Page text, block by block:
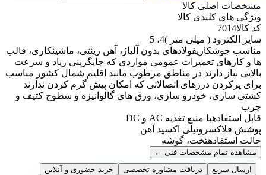
مشخصات اصلی کالا
ویژگی های کلیدی کالا
کد کالا7014
سایز الکترود ( میلی متر )4، 5
مناسب جوشکاریفولادهای بدون آلیاژ، آهن زينتی، ماشينکاری، قالب
ها و کارهای تعميرات عمومی مواردی که جایگزینی زیاد و سرعت
بالایی نیاز دارند در مناطق مرطوب مانند اقلیم شمال کشور مناسب
برای پرکردن درزهای اتصالاتی که امکان پیش گرم کردن ندارند
کشتی سازی، خودرو سازی، ورق های گالوانیزه و سطوچ کثیف و
چرب
قابل استفادهبا منبع تغذیه AC و DC
پوشش فلاکسروتیلی اکسید آهن
حالت استفادهتخت، گوشه
مشاهده تمام مشخصات فنی ←
ارسال سریع
دریافت مشاوره تخصصی
خرید حضوری و آنلاین